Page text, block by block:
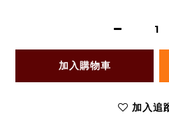
加入購物車
加入追